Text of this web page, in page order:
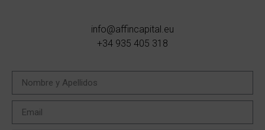
info@affincapital.eu
+34 935 405 318